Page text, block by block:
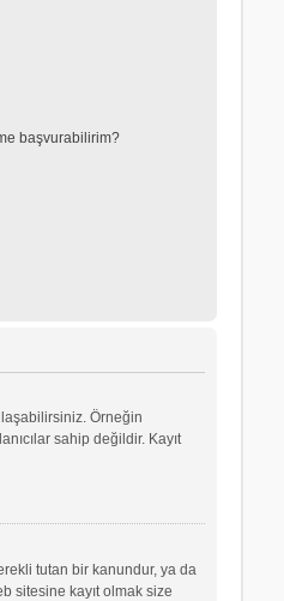
başvurabilirim?
Örneğin
sahip değildir. Kayıt
tutan bir kanundur, ya da
sitesine kayıt olmak size